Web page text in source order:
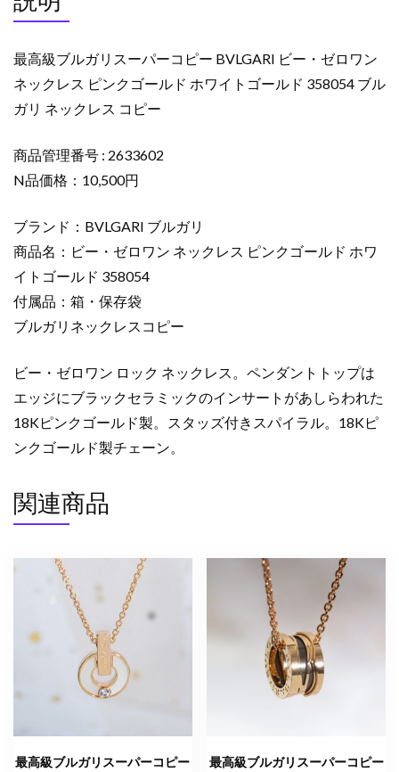
ビ
ー・
ロ
ワ
ン
ッ
ク
ス
ピ
ン
ク
ゴ
ー
ド
イ
ト
ー
ル
358054
ッ
ス
最高級ブルガリスーパーコピー BVLGARI ビー・ゼロワン
ネックレス ピンクゴールド ホワイトゴールド 358054 ブル
ガリ ネックレス コピー
商品管理番号 : 2633602
N品価格：10,500円
ブランド：BVLGARI ブルガリ
商品名：ビー・ゼロワン ネックレス ピンクゴールド ホワ
イトゴールド 358054
付属品：箱・保存袋
ブルガリネックレスコピー
ビー・ゼロワン ロック ネックレス。ペンダントトップは
エッジにブラックセラミックのインサートがあしらわれた
18Kピンクゴールド製。スタッズ付きスパイラル。18Kピ
ンクゴールド製チェーン。
関連商品
最高級ブルガリスーパーコピー
最高級ブルガリスーパーコピー